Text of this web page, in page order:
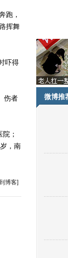
跑，
挥舞
吓得
伤者
；
，南
博客]
微博推